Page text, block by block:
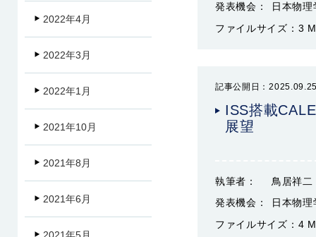
発表機会：
日本物
ファイルサイズ： 3
記事公開日：
ISS搭載
展望
執筆者：
鳥居祥
発表機会：
日本物
ファイルサイズ： 4
2022年4月
2022年3月
2022年1月
2021年10月
2021年8月
2021年6月